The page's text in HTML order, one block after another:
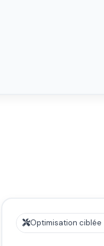
Optimisation ciblée